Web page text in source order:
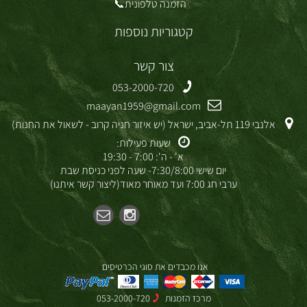
הזמנה טלפונית📞
קטגוריות נוספות
צור קשר
053-2000-720
maayan1959@gmail.com
אלנבי 119 תל-אביב, ישראל (יש איזור חניה קרוב - לשאול את החנות)
שעות פעילות:
א' - ה': 7:00 - 19:30
יום שישי 7:30/8:00- שעה לפני כניסת שבת
ערבי חג 7:00 ועד מאוחר מאוד(ליצור קשר איתנו)
אנו מכבדים את סוגי הכרטיסים
מרכז הזמנות 053-2000-720